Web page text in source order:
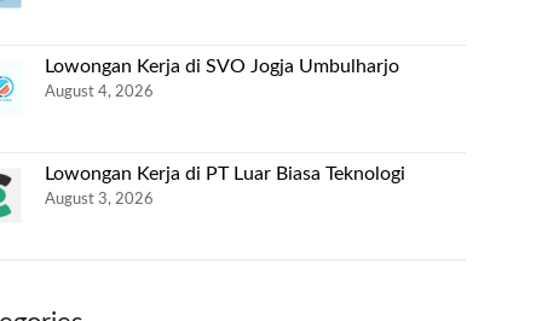
Lowongan Kerja di SVO Jogja Umbulharjo
August 4, 2026
Lowongan Kerja di PT Luar Biasa Teknologi
August 3, 2026